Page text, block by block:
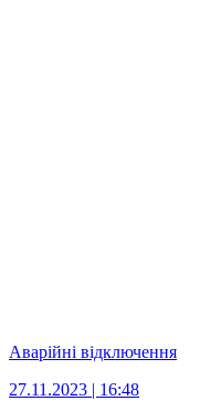
Аварійні відключення
27.11.2023 | 16:48